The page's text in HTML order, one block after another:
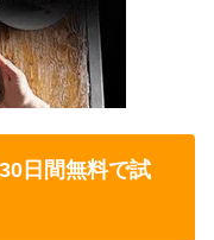
日間無料で試